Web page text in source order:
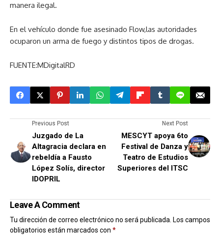
manera ilegal.
En el vehículo donde fue asesinado Flow,las autoridades
ocuparon un arma de fuego y distintos tipos de drogas.
FUENTE:MDigitalRD
Previous Post
Juzgado de La
Altagracia declara en
rebeldía a Fausto
López Solís, director
IDOPRIL
Next Post
MESCYT apoya 6to
Festival de Danza y
Teatro de Estudios
Superiores del ITSC
Leave A Comment
Tu dirección de correo electrónico no será publicada. Los campos
obligatorios están marcados con *